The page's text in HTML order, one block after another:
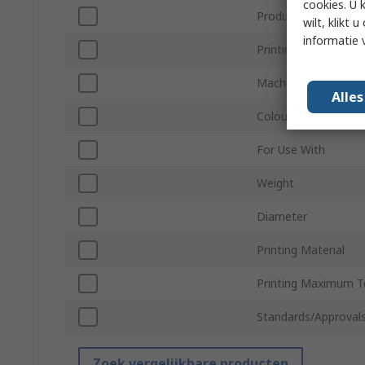
Product Type
Printing Technology
Machine Specific
Colour
For Use With
Weight
Diameter
Printing Material
Printing Maximum
Standards/Approvals
cookies. U
wilt, klikt u
informatie